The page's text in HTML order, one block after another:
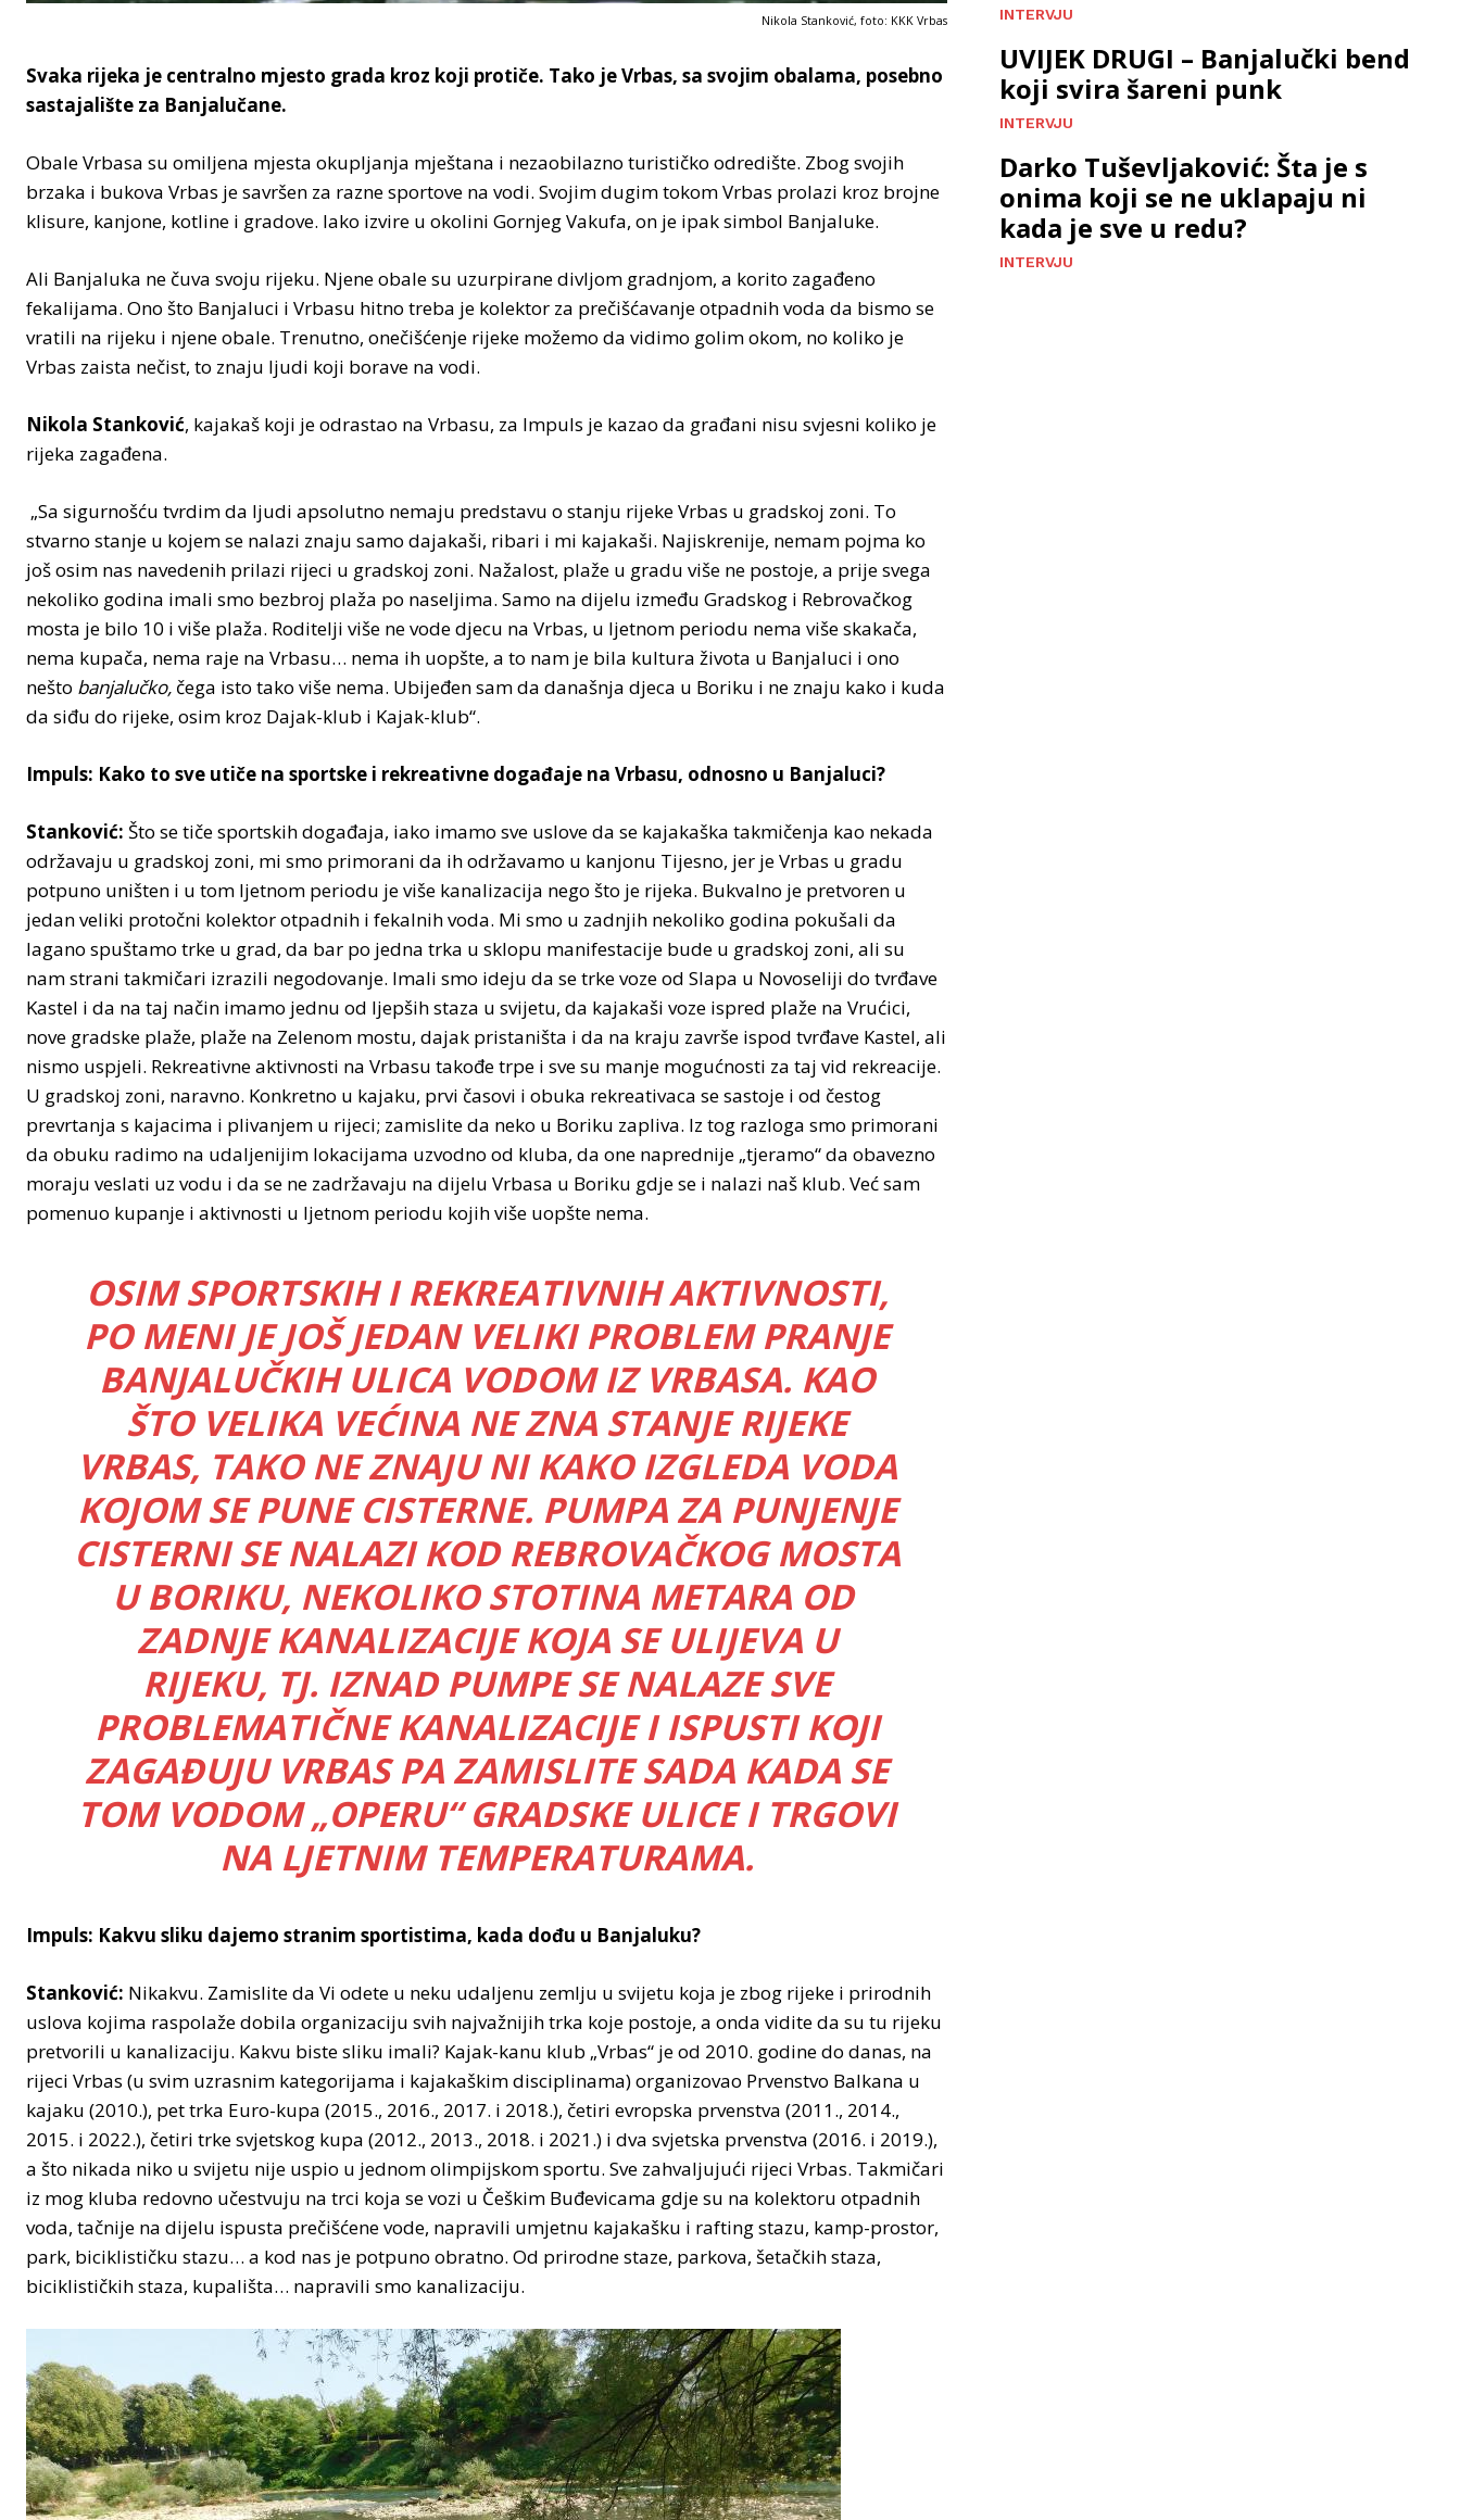
Nikola Stanković, foto: KKK Vrbas
Svaka rijeka je centralno mjesto grada kroz koji protiče. Tako je Vrbas, sa svojim obalama, posebno
sastajalište za Banjalučane.
Obale Vrbasa su omiljena mjesta okupljanja mještana i nezaobilazno turističko odredište. Zbog svojih
brzaka i bukova Vrbas je savršen za razne sportove na vodi. Svojim dugim tokom Vrbas prolazi kroz brojne
klisure, kanjone, kotline i gradove. Iako izvire u okolini Gornjeg Vakufa, on je ipak simbol Banjaluke.
Ali Banjaluka ne čuva svoju rijeku. Njene obale su uzurpirane divljom gradnjom, a korito zagađeno
fekalijama. Ono što Banjaluci i Vrbasu hitno treba je kolektor za prečišćavanje otpadnih voda da bismo se
vratili na rijeku i njene obale. Trenutno, onečišćenje rijeke možemo da vidimo golim okom, no koliko je
Vrbas zaista nečist, to znaju ljudi koji borave na vodi.
Nikola Stanković, kajakaš koji je odrastao na Vrbasu, za Impuls je kazao da građani nisu svjesni koliko je
rijeka zagađena.
„Sa sigurnošću tvrdim da ljudi apsolutno nemaju predstavu o stanju rijeke Vrbas u gradskoj zoni. To
stvarno stanje u kojem se nalazi znaju samo dajakaši, ribari i mi kajakaši. Najiskrenije, nemam pojma ko
još osim nas navedenih prilazi rijeci u gradskoj zoni. Nažalost, plaže u gradu više ne postoje, a prije svega
nekoliko godina imali smo bezbroj plaža po naseljima. Samo na dijelu između Gradskog i Rebrovačkog
mosta je bilo 10 i više plaža. Roditelji više ne vode djecu na Vrbas, u ljetnom periodu nema više skakača,
nema kupača, nema raje na Vrbasu… nema ih uopšte, a to nam je bila kultura života u Banjaluci i ono
nešto banjalučko, čega isto tako više nema. Ubijeđen sam da današnja djeca u Boriku i ne znaju kako i kuda
da siđu do rijeke, osim kroz Dajak-klub i Kajak-klub“.
Impuls: Kako to sve utiče na sportske i rekreativne događaje na Vrbasu, odnosno u Banjaluci?
Stanković: Što se tiče sportskih događaja, iako imamo sve uslove da se kajakaška takmičenja kao nekada
održavaju u gradskoj zoni, mi smo primorani da ih održavamo u kanjonu Tijesno, jer je Vrbas u gradu
potpuno uništen i u tom ljetnom periodu je više kanalizacija nego što je rijeka. Bukvalno je pretvoren u
jedan veliki protočni kolektor otpadnih i fekalnih voda. Mi smo u zadnjih nekoliko godina pokušali da
lagano spuštamo trke u grad, da bar po jedna trka u sklopu manifestacije bude u gradskoj zoni, ali su
nam strani takmičari izrazili negodovanje. Imali smo ideju da se trke voze od Slapa u Novoseliji do tvrđave
Kastel i da na taj način imamo jednu od ljepših staza u svijetu, da kajakaši voze ispred plaže na Vrućici,
nove gradske plaže, plaže na Zelenom mostu, dajak pristaništa i da na kraju završe ispod tvrđave Kastel, ali
nismo uspjeli. Rekreativne aktivnosti na Vrbasu takođe trpe i sve su manje mogućnosti za taj vid rekreacije.
U gradskoj zoni, naravno. Konkretno u kajaku, prvi časovi i obuka rekreativaca se sastoje i od čestog
prevrtanja s kajacima i plivanjem u rijeci; zamislite da neko u Boriku zapliva. Iz tog razloga smo primorani
da obuku radimo na udaljenijim lokacijama uzvodno od kluba, da one naprednije „tjeramo“ da obavezno
moraju veslati uz vodu i da se ne zadržavaju na dijelu Vrbasa u Boriku gdje se i nalazi naš klub. Već sam
pomenuo kupanje i aktivnosti u ljetnom periodu kojih više uopšte nema.
OSIM SPORTSKIH I REKREATIVNIH AKTIVNOSTI,
PO MENI JE JOŠ JEDAN VELIKI PROBLEM PRANJE
BANJALUČKIH ULICA VODOM IZ VRBASA. KAO
ŠTO VELIKA VEĆINA NE ZNA STANJE RIJEKE
VRBAS, TAKO NE ZNAJU NI KAKO IZGLEDA VODA
KOJOM SE PUNE CISTERNE. PUMPA ZA PUNJENJE
CISTERNI SE NALAZI KOD REBROVAČKOG MOSTA
U BORIKU, NEKOLIKO STOTINA METARA OD
ZADNJE KANALIZACIJE KOJA SE ULIJEVA U
RIJEKU, TJ. IZNAD PUMPE SE NALAZE SVE
PROBLEMATIČNE KANALIZACIJE I ISPUSTI KOJI
ZAGAĐUJU VRBAS PA ZAMISLITE SADA KADA SE
TOM VODOM „OPERU“ GRADSKE ULICE I TRGOVI
NA LJETNIM TEMPERATURAMA.
Impuls: Kakvu sliku dajemo stranim sportistima, kada dođu u Banjaluku?
Stanković: Nikakvu. Zamislite da Vi odete u neku udaljenu zemlju u svijetu koja je zbog rijeke i prirodnih
uslova kojima raspolaže dobila organizaciju svih najvažnijih trka koje postoje, a onda vidite da su tu rijeku
pretvorili u kanalizaciju. Kakvu biste sliku imali? Kajak-kanu klub „Vrbas“ je od 2010. godine do danas, na
rijeci Vrbas (u svim uzrasnim kategorijama i kajakaškim disciplinama) organizovao Prvenstvo Balkana u
kajaku (2010.), pet trka Euro-kupa (2015., 2016., 2017. i 2018.), četiri evropska prvenstva (2011., 2014.,
2015. i 2022.), četiri trke svjetskog kupa (2012., 2013., 2018. i 2021.) i dva svjetska prvenstva (2016. i 2019.),
a što nikada niko u svijetu nije uspio u jednom olimpijskom sportu. Sve zahvaljujući rijeci Vrbas. Takmičari
iz mog kluba redovno učestvuju na trci koja se vozi u Češkim Buđevicama gdje su na kolektoru otpadnih
voda, tačnije na dijelu ispusta prečišćene vode, napravili umjetnu kajakašku i rafting stazu, kamp-prostor,
park, biciklističku stazu… a kod nas je potpuno obratno. Od prirodne staze, parkova, šetačkih staza,
biciklističkih staza, kupališta… napravili smo kanalizaciju.
INTERVJU
UVIJEK DRUGI – Banjalučki bend
koji svira šareni punk
INTERVJU
Darko Tuševljaković: Šta je s
onima koji se ne uklapaju ni
kada je sve u redu?
INTERVJU